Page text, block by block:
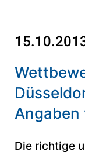
Angaben
Die richtige